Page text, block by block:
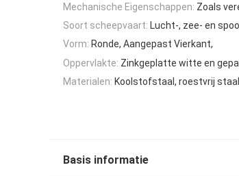
Mechanische Eigenschappen: Zoals
Soort scheepvaart: Lucht-, zee- en
Vorm: Ronde, Aangepast Vierkant,
Oppervlakte: Zinkgeplatte witte en
Materialen: Koolstofstaal, roestvrij
Basis informatie